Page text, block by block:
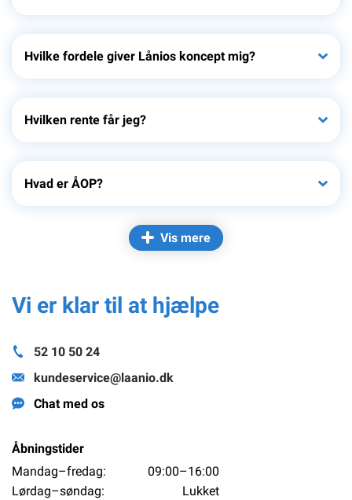
Hvilke fordele giver Lånios koncept mig?
Hvilken rente får jeg?
Hvad er ÅOP?
Vis mere
Vi er klar til at hjælpe
52 10 50 24
kundeservice@laanio.dk
Chat med os
Åbningstider
Mandag–fredag:
09:00–16:00
Lørdag–søndag:
Lukket